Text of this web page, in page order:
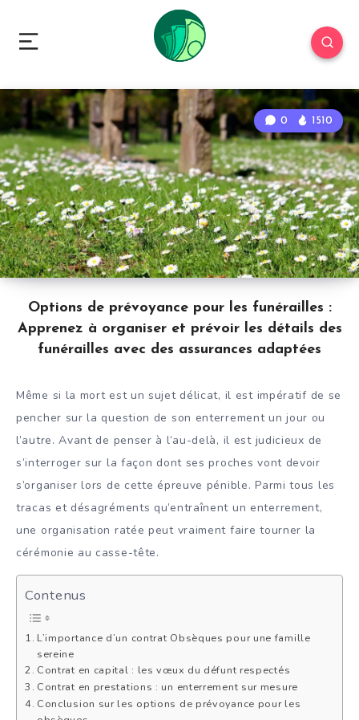
Options de prévoyance pour les funérailles :
Apprenez à organiser et prévoir les détails des
funérailles avec des assurances adaptées
0 1510
Même si la mort est un sujet délicat, il est impératif de se
pencher sur la question de son enterrement un jour ou
l’autre. Avant de penser à l’au-delà, il est judicieux de
s’interroger sur la façon dont ses proches vont devoir
s’organiser lors de cette épreuve pénible. Parmi tous les
tracas et désagréments qu’entraînent un enterrement,
une organisation ratée peut vraiment faire tourner la
cérémonie au casse-tête.
Contenus
L’importance d’un contrat Obsèques pour une famille
sereine
Contrat en capital : les vœux du défunt respectés
Contrat en prestations : un enterrement sur mesure
Conclusion sur les options de prévoyance pour les